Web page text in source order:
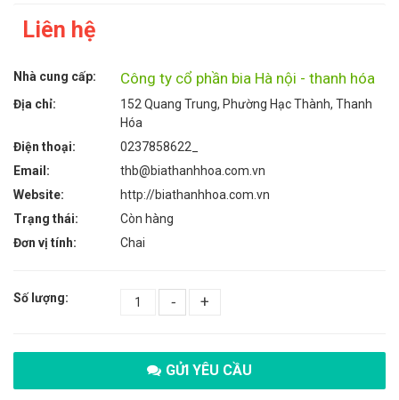
Liên hệ
Nhà cung cấp: Công ty cổ phần bia Hà nội - thanh hóa
Địa chỉ:
152 Quang Trung, Phường Hạc Thành, Thanh
Hóa
Điện thoại:
0237858622_
Email:
thb@biathanhhoa.com.vn
Website:
http://biathanhhoa.com.vn
Trạng thái:
Còn hàng
Đơn vị tính:
Chai
Số lượng: - +
GỬI YÊU CẦU